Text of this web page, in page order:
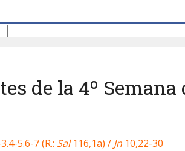
de la 4º Semana
5.6-7 (R.: Sal116,1a) / Jn10,22-30